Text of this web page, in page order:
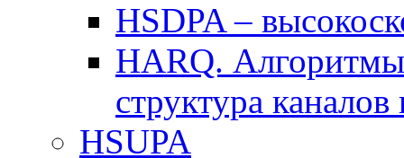
HSDPA –
HARQ.
структура
HSUPA